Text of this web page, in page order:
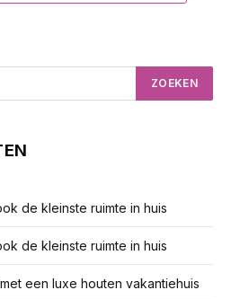
de kleinste ruimte in huis
de kleinste ruimte in huis
een luxe houten vakantiehuis